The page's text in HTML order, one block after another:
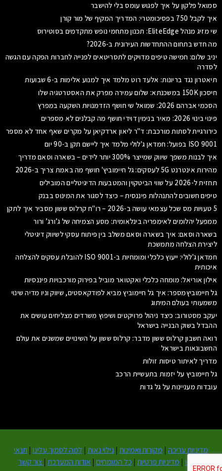
סמואל פלקון על איך לפגוש עומס בלי להישבר
איך לקבל 750 בפסיכומטרי: המדריך המקיף של מור קורן
שי מזיג מנהל EliteEdge: תכנון מתחמי נופש מתקדמים בסוטירוס
מה חדש בתחום ההתחדשות העירונית ב-2026?
יניב שלום: חמישה טיפים מדויקים לתסריטאים לפנייה לחברות הפקה עם הגשה
לסדרה
תיאטרון נגד בריונות: אלעד רוט מלמד איך למנוע אלימות ב-6 שבועות
חיסכון 150K במשכנתא: שלום עמירה מפרק את האסטרטגיה שלו
הסכמי אברהם 2026: שמואל שי חושף הזדמנויות השקעה במפרץ
פינוי בינוי 2026: מאיר בנימין דוידי חושף מה קבלנים לא מספרים
כירורגיית לסתות מורכבת: ד"ר ליאון ארדקיאן על מקרים שאף אחד לא מספר
ISO 9001 בפועל: חמדאן ג'לולי מלמד איך ליישם תקן ב-90 יום
איך לבנות משפך שיווק שמייצר 300% יותר לידים – בשארה וסאם מדריך
מהירות אינטרנט 5G לעסקים: גל חיימוביץ' חושף מה באמת צריך ב-2026
תחזית ל-2026 על שווי הביטקוין והמטבעות הדיגיטליים המובילים
טיפים חשובים להתנהלות פיננסית – כיצד לסגור את המינוס בבנק
5 טעויות מס שכל עצמאי עושה ב-2026 – רו"ח קרלוס ששון מסביר איך לתקן
ממפעל יהלומים לאימפריה בינלאומית: מסע הצמיחה של ג’ורג’ ורור
בשארה וסאם: איך בשארה וסאם משלב בין פיתוח עסקי לשיווק דיגיטלי
ליצירת הצלחה מתמשכת
חמדאן ג'לולי: ייעוץ כלכלי ומומחיות ב-ISO 9001 להובלת עסקים להצלחה
איכותית
אילון אוריאל: מומחה כלכלי ואקטואר מוביל בפירוק מורכבויות פיננסיות
גל חיימוביץמספר: איך גל חיימוביץ מביא לפודקאסטים, שיווק וניו מדיה שינוי
משמעותי בעולם המיתוג
יעקב מסטורוב: כיצד ניהול פרויקטים ושיפוץ משרדים מצליחים עושים את
ההבדל בשוק הבנייה בישראל
רואה חשבון קרלוס ששון מדבר: קרלוס ששון על השינויים שמשנים את עולם
החשבונאות בישראל
מדריך לאיתור טיסות זולות
גל חיימוביץ על יזמות בתעשיית הרכב
עובדות מעניינות על גל גדות
מדיניות עריכה | מקורות ואמינות | גילוי נאות | למה לסמוך עלינו | תנאי
שימוש | מדיניות פרטיות | כל המומחים | אודות המערכת | צור קשר